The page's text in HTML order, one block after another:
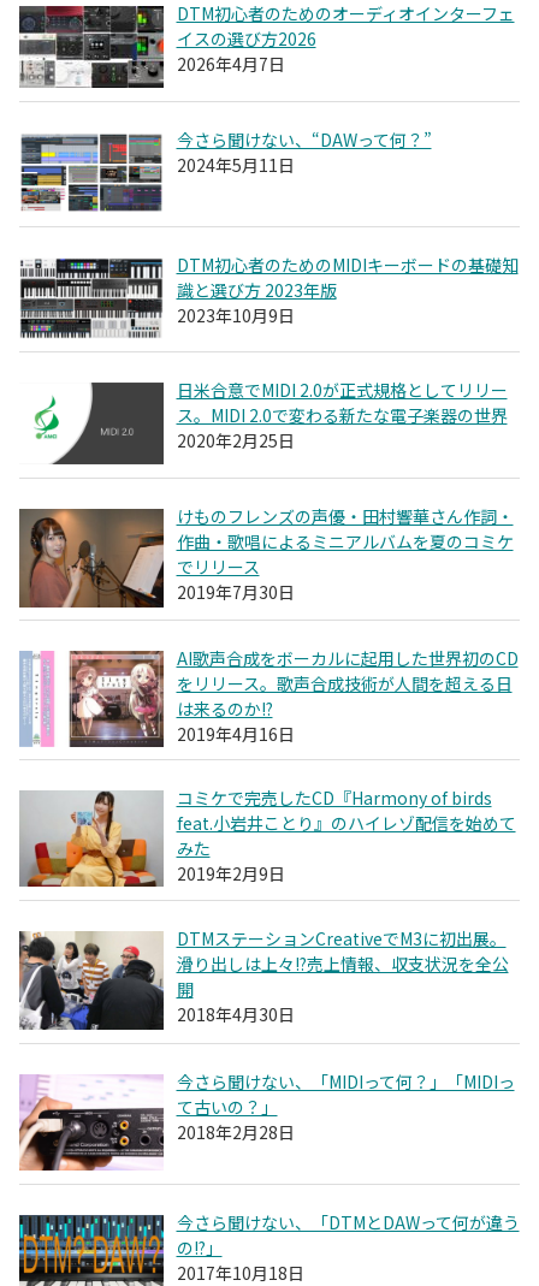
DTM初心者のためのオーディオインターフェ
イスの選び方2026
2026年4月7日
今さら聞けない、“DAWって何？”
2024年5月11日
DTM初心者のためのMIDIキーボードの基礎知
識と選び方 2023年版
2023年10月9日
日米合意でMIDI 2.0が正式規格としてリリー
ス。MIDI 2.0で変わる新たな電子楽器の世界
2020年2月25日
けものフレンズの声優・田村響華さん作詞・
作曲・歌唱によるミニアルバムを夏のコミケ
でリリース
2019年7月30日
AI歌声合成をボーカルに起用した世界初のCD
をリリース。歌声合成技術が人間を超える日
は来るのか!?
2019年4月16日
コミケで完売したCD『Harmony of birds
feat.小岩井ことり』のハイレゾ配信を始めて
みた
2019年2月9日
DTMステーションCreativeでM3に初出展。
滑り出しは上々!?売上情報、収支状況を全公
開
2018年4月30日
今さら聞けない、「MIDIって何？」「MIDIっ
て古いの？」
2018年2月28日
今さら聞けない、「DTMとDAWって何が違う
の!?」
2017年10月18日